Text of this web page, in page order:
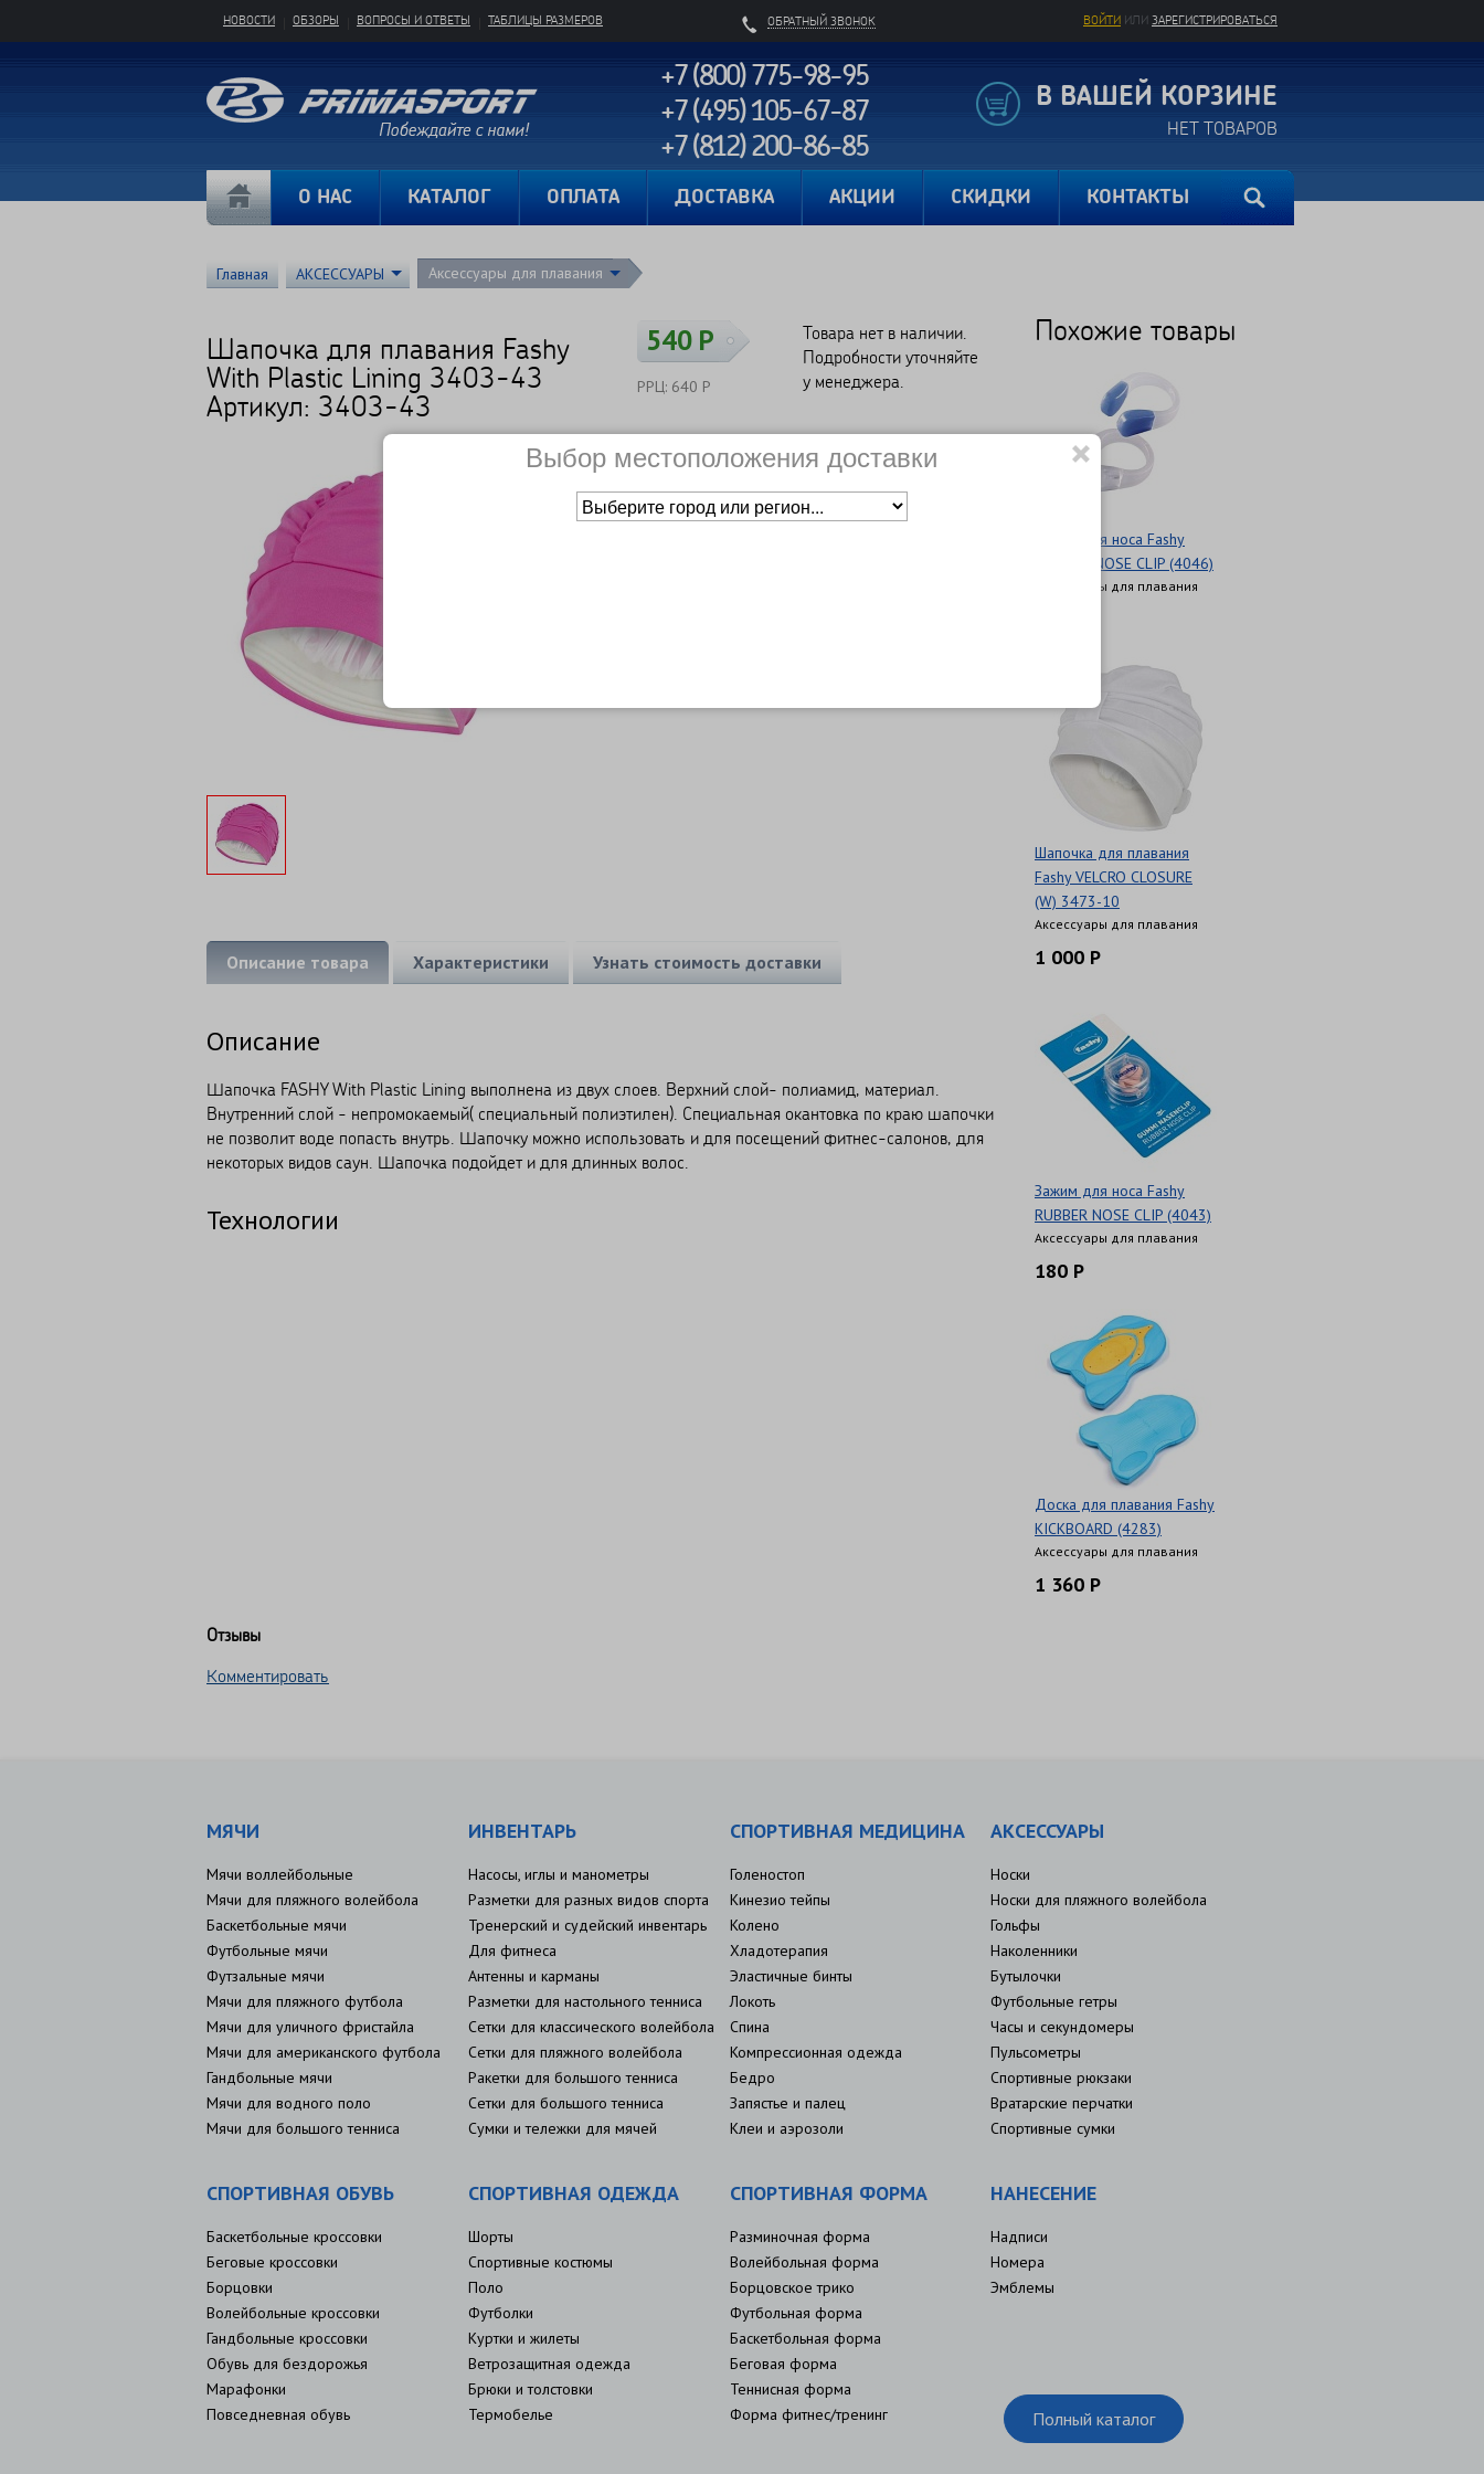
ОБРАТНЫЙ ЗВОНОК ВОЙТИ ИЛИ ЗАРЕГИСТРИРОВАТЬСЯ
НОВОСТИ ОБЗОРЫ ВОПРОСЫ И ОТВЕТЫ ТАБЛИЦЫ РАЗМЕРОВ
+7 (800) 775-98-95
+7 (495) 105-67-87
+7 (812) 200-86-85
В ВАШЕЙ КОРЗИНЕ
НЕТ ТОВАРОВ
О НАС КАТАЛОГ ОПЛАТА ДОСТАВКА АКЦИИ СКИДКИ КОНТАКТЫ
Главная АКСЕССУАРЫ Аксессуары для плавания
Шапочка для плавания Fashy
With Plastic Lining 3403-43
Артикул: 3403-43
540 Р
РРЦ: 640 Р
Товара нет в наличии.
Подробности уточняйте
у менеджера.
Сравнить Нет в наличии
Основное о товаре
Описание товара Характеристики Узнать стоимость доставки
Описание
Шапочка FASHY With Plastic Lining выполнена из двух слоев. Верхний слой- полиамид, материал.
Внутренний слой - непромокаемый( специальный полиэтилен). Специальная окантовка по краю шапочки
не позволит воде попасть внутрь. Шапочку можно использовать и для посещений фитнес-салонов, для
некоторых видов саун. Шапочка подойдет и для длинных волос.
Технологии
Похожие товары
Зажим для носа Fashy
SILICON NOSE CLIP (4046)
Аксессуары для плавания
Шапочка для плавания
Fashy VELCRO CLOSURE
(W) 3473-10
Аксессуары для плавания
1 000 Р
Зажим для носа Fashy
RUBBER NOSE CLIP (4043)
Аксессуары для плавания
180 Р
Доска для плавания Fashy
KICKBOARD (4283)
Аксессуары для плавания
1 360 Р
Отзывы
Комментировать
МЯЧИ
Мячи воллейбольные
Мячи для пляжного волейбола
Баскетбольные мячи
Футбольные мячи
Футзальные мячи
Мячи для пляжного футбола
Мячи для уличного фристайла
Мячи для американского футбола
Гандбольные мячи
Мячи для водного поло
Мячи для большого тенниса
ИНВЕНТАРЬ
Насосы, иглы и манометры
Разметки для разных видов спорта
Тренерский и судейский инвентарь
Для фитнеса
Антенны и карманы
Разметки для настольного тенниса
Сетки для классического волейбола
Сетки для пляжного волейбола
Ракетки для большого тенниса
Сетки для большого тенниса
Сумки и тележки для мячей
СПОРТИВНАЯ МЕДИЦИНА
Голеностоп
Кинезио тейпы
Колено
Хладотерапия
Эластичные бинты
Локоть
Спина
Компрессионная одежда
Бедро
Запястье и палец
Клеи и аэрозоли
АКСЕССУАРЫ
Носки
Носки для пляжного волейбола
Гольфы
Наколенники
Бутылочки
Футбольные гетры
Часы и секундомеры
Пульсометры
Спортивные рюкзаки
Вратарские перчатки
Спортивные сумки
СПОРТИВНАЯ ОБУВЬ
Баскетбольные кроссовки
Беговые кроссовки
Борцовки
Волейбольные кроссовки
Гандбольные кроссовки
Обувь для бездорожья
Марафонки
Повседневная обувь
СПОРТИВНАЯ ОДЕЖДА
Шорты
Спортивные костюмы
Поло
Футболки
Куртки и жилеты
Ветрозащитная одежда
Брюки и толстовки
Термобелье
СПОРТИВНАЯ ФОРМА
Разминочная форма
Волейбольная форма
Борцовское трико
Футбольная форма
Баскетбольная форма
Беговая форма
Теннисная форма
Форма фитнес/тренинг
НАНЕСЕНИЕ
Надписи
Номера
Эмблемы
Полный каталог
Выбор местоположения доставки